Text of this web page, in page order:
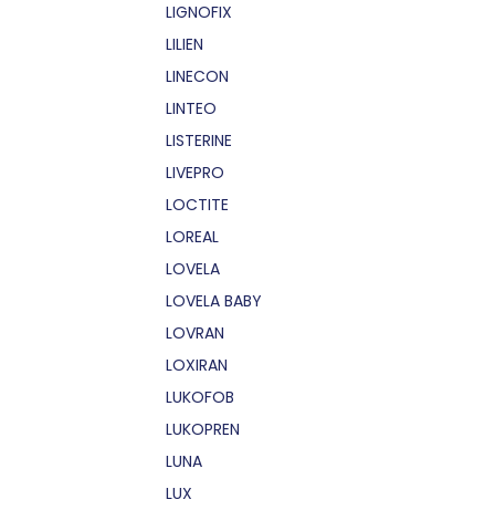
LIGNOFIX
LILIEN
LINECON
LINTEO
LISTERINE
LIVEPRO
LOCTITE
LOREAL
LOVELA
LOVELA BABY
LOVRAN
LOXIRAN
LUKOFOB
LUKOPREN
LUNA
LUX